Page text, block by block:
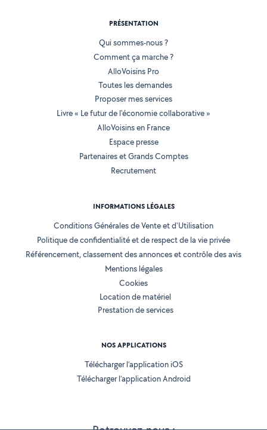
PRÉSENTATION
Qui sommes-nous ?
Comment ça marche ?
AlloVoisins Pro
Toutes les demandes
Proposer mes services
Livre « Le futur de l'économie collaborative »
AlloVoisins en France
Espace presse
Partenaires et Grands Comptes
Recrutement
INFORMATIONS LÉGALES
Conditions Générales de Vente et d'Utilisation
Politique de confidentialité et de respect de la vie privée
Référencement, classement des annonces et contrôle des avis
Mentions légales
Cookies
Location de matériel
Prestation de services
NOS APPLICATIONS
Télécharger l’application iOS
Télécharger l’application Android